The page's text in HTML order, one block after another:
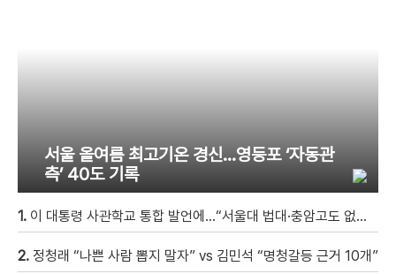
서울 올여름 최고기온 경신…영등포 ‘자동관
측’ 40도 기록
1. 이 대통령 사관학교 통합 발언에…“서울대 법대·충암고도 없애나”
2. 정청래 “나쁜 사람 뽑지 말자” vs 김민석 “명청갈등 근거 10개”